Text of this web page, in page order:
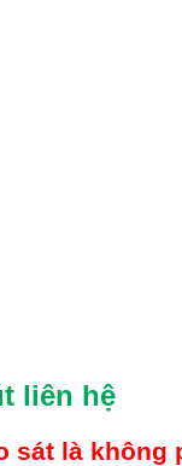
liên hệ
sát là không